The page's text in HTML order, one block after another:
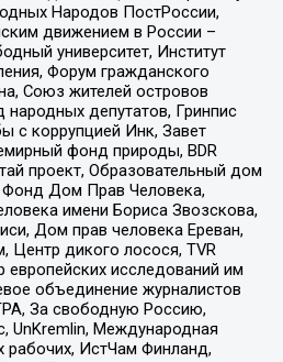
Народов ПостРоссии,
движением в России –
университет, Институт
Форум гражданского
Союз жителей островов
депутатов, Гринпис
с коррупцией Инк, Завет
фонд природы, BDR
проект, Образовательный дом
Фонд Дом Прав Человека,
имени Бориса Звозскова,
Дом прав человека Ереван,
дикого лосося, TVR
исследований им
объединение журналистов
За свободную Россию,
UnKremlin, Международная
рабочих, ИстЧам Финланд,